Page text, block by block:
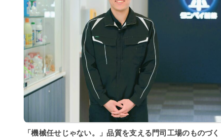
「機械任せじゃない。」品質を支える門司工場のものづく